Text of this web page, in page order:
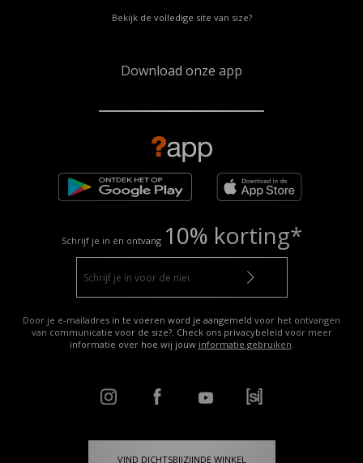
Bekijk de volledige site van size?
Download onze app
Schrijf je in en ontvang 10% korting*
Door je e-mailadres in te voeren word je aangemeld voor het ontvangen
van communicatie voor de size?. Check ons privacybeleid voor meer
informatie over hoe wij jouw informatie gebruiken.
VIND DICHTSBIJZIJNDE WINKEL